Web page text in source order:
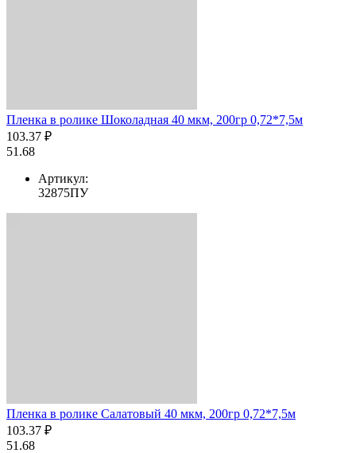
Пленка в ролике Шоколадная 40 мкм, 200гр 0,72*7,5м
103.37 ₽
51.68
Артикул:
32875ПУ
Пленка в ролике Салатовый 40 мкм, 200гр 0,72*7,5м
103.37 ₽
51.68